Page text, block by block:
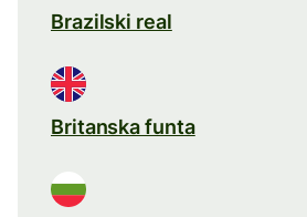
Brazilski real
Britanska funta